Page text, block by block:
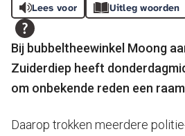
Lees voor Uitleg woorden
Bij bubbeltheewinkel Moong
Zuiderdiep heeft
om onbekende reden een
Daarop trokken meerdere